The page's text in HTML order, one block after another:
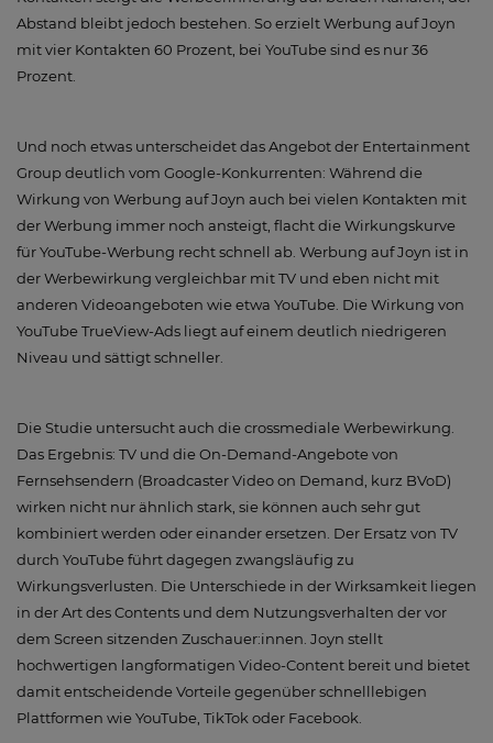
Abstand bleibt jedoch bestehen. So erzielt Werbung auf Joyn
mit vier Kontakten 60 Prozent, bei YouTube sind es nur 36
Prozent.
Und noch etwas unterscheidet das Angebot der Entertainment
Group deutlich vom Google-Konkurrenten: Während die
Wirkung von Werbung auf Joyn auch bei vielen Kontakten mit
der Werbung immer noch ansteigt, flacht die Wirkungskurve
für YouTube-Werbung recht schnell ab. Werbung auf Joyn ist in
der Werbewirkung vergleichbar mit TV und eben nicht mit
anderen Videoangeboten wie etwa YouTube. Die Wirkung von
YouTube TrueView-Ads liegt auf einem deutlich niedrigeren
Niveau und sättigt schneller.
Die Studie untersucht auch die crossmediale Werbewirkung.
Das Ergebnis: TV und die On-Demand-Angebote von
Fernsehsendern (Broadcaster Video on Demand, kurz BVoD)
wirken nicht nur ähnlich stark, sie können auch sehr gut
kombiniert werden oder einander ersetzen. Der Ersatz von TV
durch YouTube führt dagegen zwangsläufig zu
Wirkungsverlusten. Die Unterschiede in der Wirksamkeit liegen
in der Art des Contents und dem Nutzungsverhalten der vor
dem Screen sitzenden Zuschauer:innen. Joyn stellt
hochwertigen langformatigen Video-Content bereit und bietet
damit entscheidende Vorteile gegenüber schnelllebigen
Plattformen wie YouTube, TikTok oder Facebook.